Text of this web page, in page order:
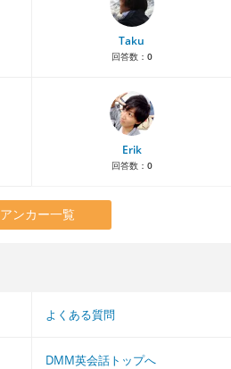
Taku
回答数： 0
Erik
回答数： 0
アンカー一覧
よくある質問
DMM英会話トップへ